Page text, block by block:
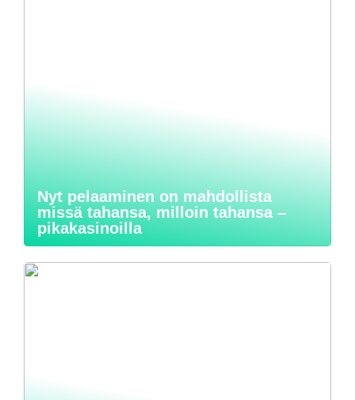
Nyt pelaaminen on mahdollista
missä tahansa, milloin tahansa –
pikakasinoilla